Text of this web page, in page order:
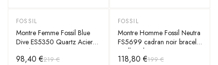
-55%
FOSSIL
Montre Femme Fossil Blue
Dive ES5350 Quartz Acier
Doré 36mm
98,40 €219 €
-40%
FOSSIL
Montre Homme Fossil Neutra
FS5699 cadran noir bracelet
maille milanaise
118,80 €199 €